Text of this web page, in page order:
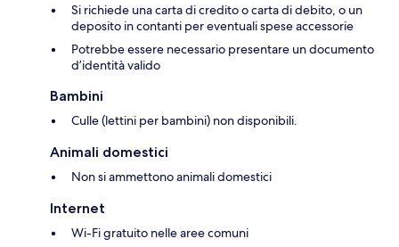
Si richiede una carta di credito o carta di debito, o un
deposito in contanti per eventuali spese accessorie
Potrebbe essere necessario presentare un documento
d’identità valido
Bambini
Culle (lettini per bambini) non disponibili.
Animali domestici
Non si ammettono animali domestici
Internet
Wi-Fi gratuito nelle aree comuni